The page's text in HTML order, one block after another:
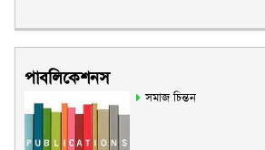
পাবলিকেশনস
সমাজ চিন্তন